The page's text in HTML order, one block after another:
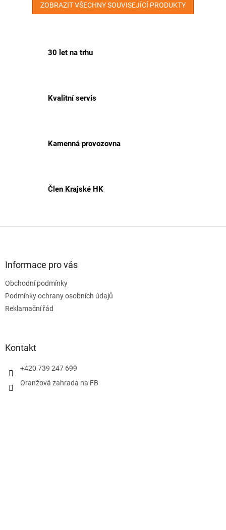
30 let na trhu
Kvalitní servis
Kamenná provozovna
Člen Krajské HK
ZOBRAZIT VŠECHNY SOUVISEJÍCÍ PRODUKTY
Informace pro vás
Obchodní podmínky
Podmínky ochrany osobních údajů
Reklamační řád
Kontakt
+420 739 247 699
Oranžová zahrada na FB